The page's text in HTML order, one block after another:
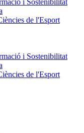
i Sostenibilitat
de l'Esport
i Sostenibilitat
de l'Esport